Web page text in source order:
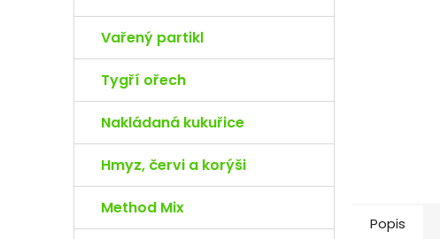
l
Vařený partikl
Tygří ořech
Nakládaná kukuřice
Hmyz, červi a korýši
Method Mix
Popis